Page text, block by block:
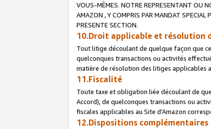
VOUS-MÊMES. NOTRE REPRESENTANT OU
AMAZON , Y COMPRIS PAR MANDAT SPECIAL
PRESENTE SECTION.
10.Droit applicable et résolution
Tout litige découlant de quelque façon que
quelconques transactions ou activités
matière de résolution des litiges applicables
11.Fiscalité
Toute taxe et obligation liée découlant de
Accord), de quelconques transactions ou
fiscales applicables au Site d’Amazon
12.Dispositions complémentaires